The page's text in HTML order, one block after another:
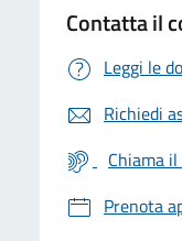
Contatta il
Leggi le
Richiedi
Chiama
Prenota